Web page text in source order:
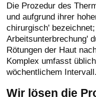
Die Prozedur des
und aufgrund ihrer
chirurgisch'
Arbeitsunterbrechung'
Rötungen der Haut
Komplex umfasst
wöchentlichem Intervall.
Wir lösen die